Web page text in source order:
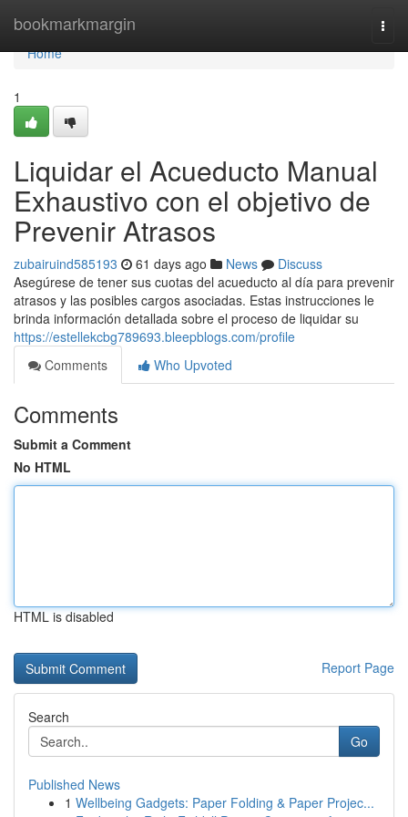
bookmarkmargin
Home
Home
1
Liquidar el Acueducto Manual
Exhaustivo con el objetivo de
Prevenir Atrasos
zubairuind585193 61 days ago News
Discuss
Asegúrese de tener sus cuotas del acueducto al día para prevenir
atrasos y las posibles cargos asociadas. Estas instrucciones le
brinda información detallada sobre el proceso de liquidar su
https://estellekcbg789693.bleepblogs.com/profile
Comments
Who Upvoted
Comments
Submit a Comment
No HTML
HTML is disabled
Report Page
Search
Go
Published News
1 Wellbeing Gadgets: Paper Folding & Paper Projec...